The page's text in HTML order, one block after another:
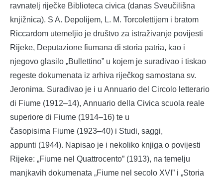
ravnatelj riječke Biblioteca civica (danas Sveučilišna
knjižnica). S A. Depolijem, L. M. Torcolettijem i bratom
Riccardom utemeljio je društvo za istraživanje povijesti
Rijeke, Deputazione fiumana di storia patria, kao i
njegovo glasilo „Bullettino” u kojem je surađivao i tiskao
regeste dokumenata iz arhiva riječkog samostana sv.
Jeronima. Surađivao je i u Annuario del Circolo letterario
di Fiume (1912–14), Annuario della Civica scuola reale
superiore di Fiume (1914–16) te u
časopisima Fiume (1923–40) i Studi, saggi,
appunti (1944). Napisao je i nekoliko knjiga o povijesti
Rijeke: „Fiume nel Quattrocento” (1913), na temelju
manjkavih dokumenata „Fiume nel secolo XVI” i „Storia